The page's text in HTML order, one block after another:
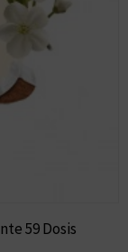
59 Dosis